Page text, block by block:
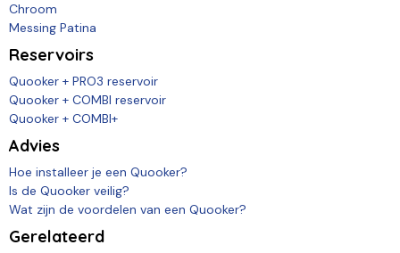
Chroom
Messing Patina
Reservoirs
Quooker + PRO3 reservoir
Quooker + COMBI reservoir
Quooker + COMBI+
Advies
Hoe installeer je een Quooker?
Is de Quooker veilig?
Wat zijn de voordelen van een Quooker?
Gerelateerd